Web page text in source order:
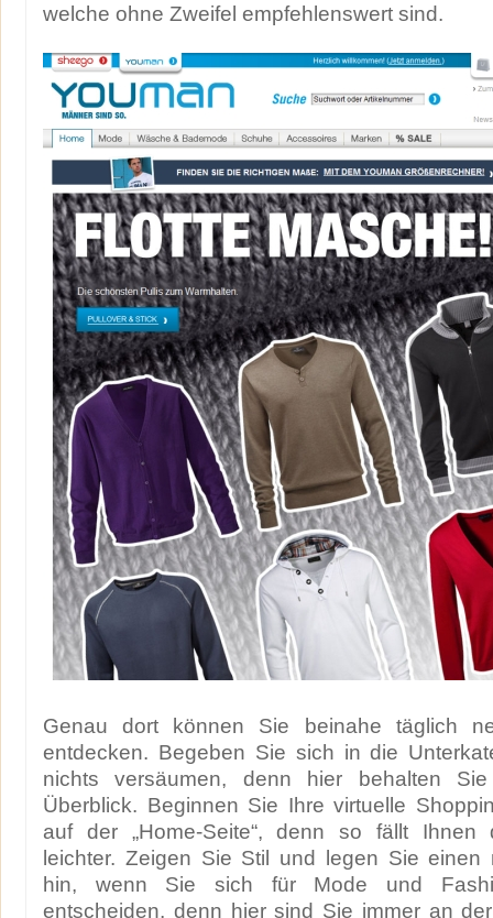
welche ohne Zweifel empfehlenswert sind.
Genau dort können Sie beinahe täglich
entdecken. Begeben Sie sich in die
nichts versäumen, denn hier behalten
Überblick. Beginnen Sie Ihre virtuelle
auf der „Home-Seite“, denn so fällt Ihnen
leichter. Zeigen Sie Stil und legen Sie einen
hin, wenn Sie sich für Mode und
entscheiden, denn hier sind Sie immer an